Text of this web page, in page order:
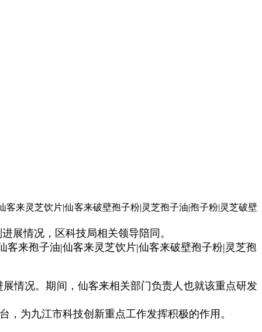
展情况，区科技局相关领导陪同。
情况。期间，仙客来相关部门负责人也就该重点研发
为九江市科技创新重点工作发挥积极的作用。